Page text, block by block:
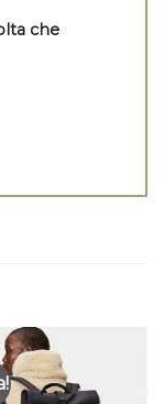
che